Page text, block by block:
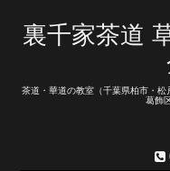
裏千家茶道
茶道・華道の教室（千葉県柏市・松
葛飾